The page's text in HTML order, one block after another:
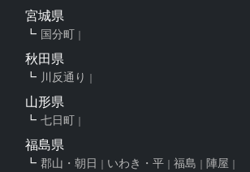
宮城県
国分町
秋田県
川反通り
山形県
七日町
福島県
郡山・朝日 いわき・平 福島 陣屋